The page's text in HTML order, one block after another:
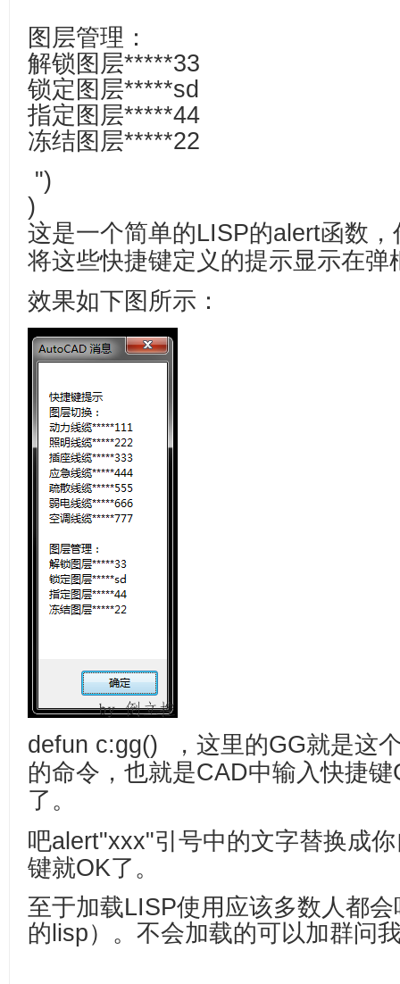
图层管理：
解锁图层*****33
锁定图层*****sd
指定图层*****44
冻结图层*****22
")
)
这是一个简单的LISP的alert函数
将这些快捷键定义的提示显示在弹
效果如下图所示：
defun c:gg() ，这里的GG就是这
的命令，也就是CAD中输入快捷
了。
吧alert"xxx"引号中的文字替换成
键就OK了。
至于加载LISP使用应该多数人都
的lisp）。不会加载的可以加群问